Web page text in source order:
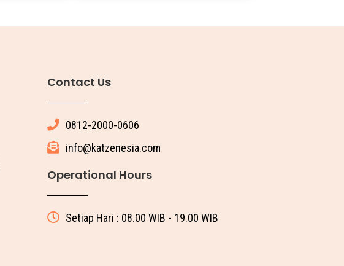
Contact Us
0812-2000-0606
info@katzenesia.com
Operational Hours
Setiap Hari : 08.00 WIB - 19.00 WIB